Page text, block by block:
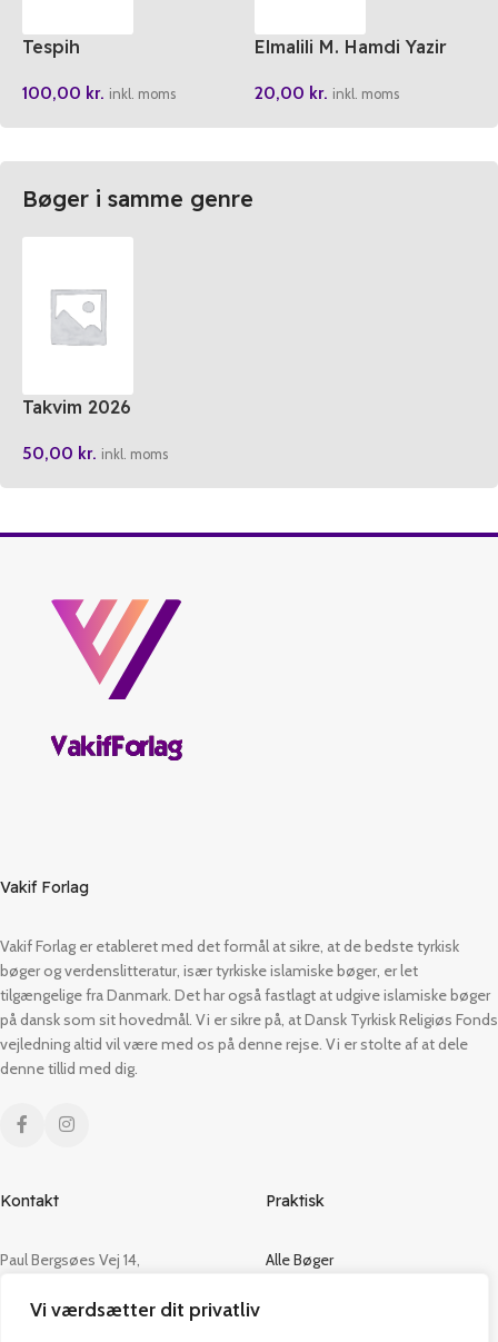
Vi værdsætter dit privatliv
Tespih
100,00 kr. inkl. moms
Elmalili M. Hamdi Yazir
Merve Yayinlar Cep Boy
20,00 kr. inkl. moms
Bøger i samme genre
Takvim 2026
50,00 kr. inkl. moms
Vakif Forlag
Vakif Forlag er etableret med det formål at sikre, at de bedste tyrkisk
bøger og verdenslitteratur, især tyrkiske islamiske bøger, er let
tilgængelige fra Danmark. Det har også fastlagt at udgive islamiske bøger
på dansk som sit hovedmål. Vi er sikre på, at Dansk Tyrkisk Religiøs Fonds
vejledning altid vil være med os på denne rejse. Vi er stolte af at dele
denne tillid med dig.
Kontakt
Paul Bergsøes Vej 14,
CVR: 42813915
Praktisk
Alle Bøger